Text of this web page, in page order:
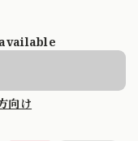
向け